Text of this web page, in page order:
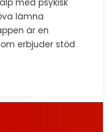
lämna
är en
erbjuder stöd